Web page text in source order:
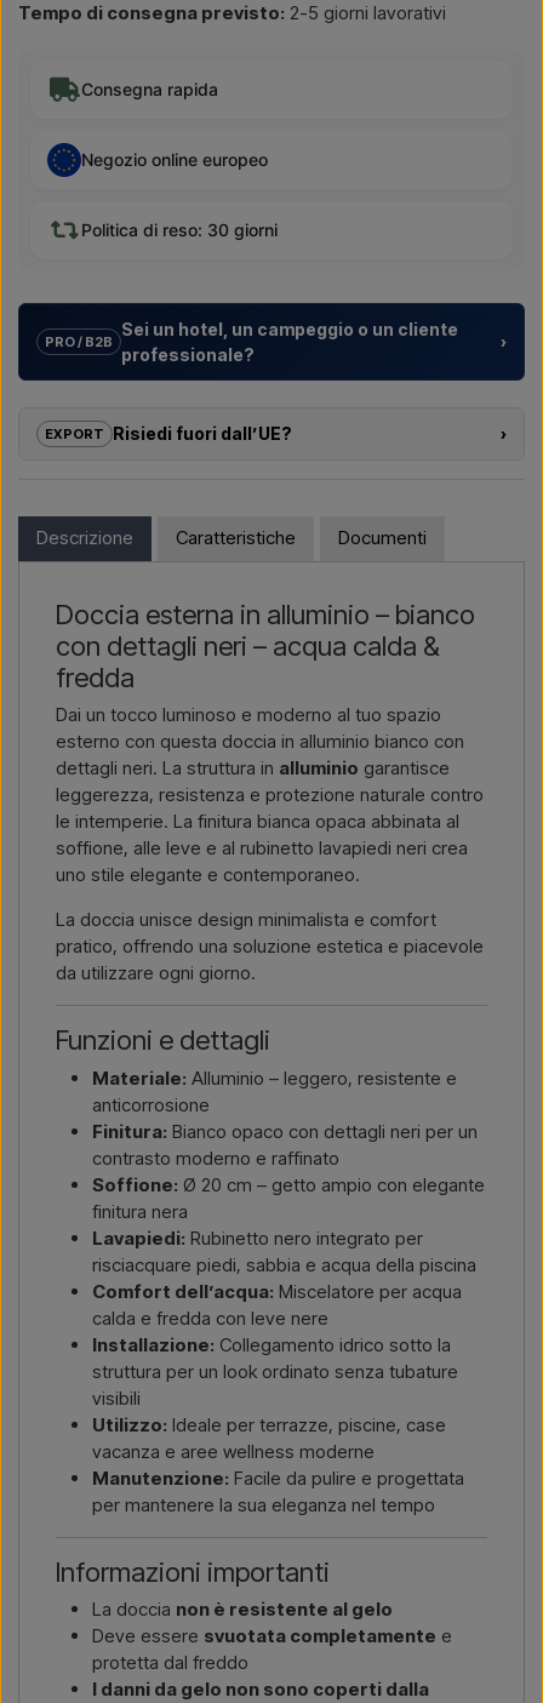
Tempo di consegna previsto: 2-5 giorni lavorativi
Consegna rapida
Negozio online europeo
Politica di reso: 30 giorni
PRO / B2B
Sei un hotel, un campeggio o un cliente
professionale?
›
immobiliari con
dalla scelta del modello alla corretta installazione.
grande? Contattaci – rispondiamo rapidamente.
Scrivici → Chiamaci →
EXPORT Risiedi fuori dall’UE?
›
webshop. Puoi invece contattarci e ricevere un prezzo con
consegna e, se necessario, documenti doganali.
link all’articolo) e dove deve essere fatturato e consegnato, e
riceverai un’offerta.
Descrizione Caratteristiche Documenti
Doccia esterna in alluminio – bianco
con dettagli neri – acqua calda &
fredda
Dai un tocco luminoso e moderno al tuo spazio
esterno con questa doccia in alluminio bianco con
dettagli neri. La struttura in alluminio garantisce
leggerezza, resistenza e protezione naturale contro
le intemperie. La finitura bianca opaca abbinata al
soffione, alle leve e al rubinetto lavapiedi neri crea
uno stile elegante e contemporaneo.
La doccia unisce design minimalista e comfort
pratico, offrendo una soluzione estetica e piacevole
da utilizzare ogni giorno.
Funzioni e dettagli
Materiale: Alluminio – leggero, resistente e
anticorrosione
Finitura: Bianco opaco con dettagli neri per un
contrasto moderno e raffinato
Soffione: Ø 20 cm – getto ampio con elegante
finitura nera
Lavapiedi: Rubinetto nero integrato per
risciacquare piedi, sabbia e acqua della piscina
Comfort dell’acqua: Miscelatore per acqua
calda e fredda con leve nere
Installazione: Collegamento idrico sotto la
struttura per un look ordinato senza tubature
visibili
Utilizzo: Ideale per terrazze, piscine, case
vacanza e aree wellness moderne
Manutenzione: Facile da pulire e progettata
per mantenere la sua eleganza nel tempo
Informazioni importanti
La doccia non è resistente al gelo
Deve essere svuotata completamente e
protetta dal freddo
I danni da gelo non sono coperti dalla